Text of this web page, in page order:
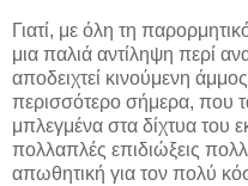
Γιατί, με όλη τη
μια παλιά αντίληψη περί
αποδειχτεί κινούμενη
περισσότερο σήμερα, που
μπλεγμένα στα δίχτυα του
πολλαπλές επιδιώξεις
απωθητική για τον πολύ